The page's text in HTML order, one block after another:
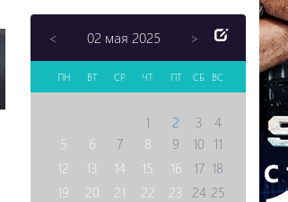
< 02 мая 2025 >
ПН ВТ СР ЧТ ПТ СБ ВС
1 2 3
4
5
6 7 8 9 10 11
12
13 14 15 16 17 18
19
20 21 22 23 24 25